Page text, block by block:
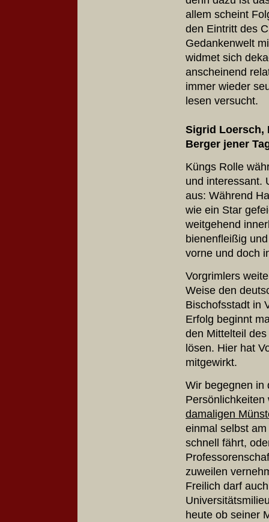
allem scheint
den Eintritt des
Gedankenwelt
widmet sich
anscheinend
immer wieder
lesen versucht.
Sigrid Loersch,
Berger jener
Küngs Rolle
und interessant.
aus: Während
wie ein Star
weitgehend
bienenfleißig
vorne und doch
Vorgrimlers
Weise den
Bischofsstadt in
Erfolg beginnt
den Mittelteil
lösen. Hier hat
mitgewirkt.
Wir begegnen in
Persönlichkeiten
damaligen
einmal selbst
schnell fährt,
zuweilen
Freilich darf
heute ob seiner